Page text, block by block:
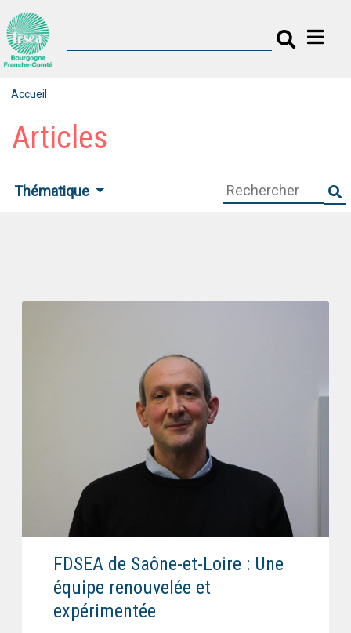
Accueil
Articles
Thématique
FDSEA de Saône-et-Loire : Une
équipe renouvelée et
expérimentée